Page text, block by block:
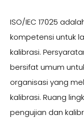
ISO/IEC 17025
kompetensi untuk
kalibrasi.
bersifat umum
organisasi yang
kalibrasi. Ruang
pengujian dan